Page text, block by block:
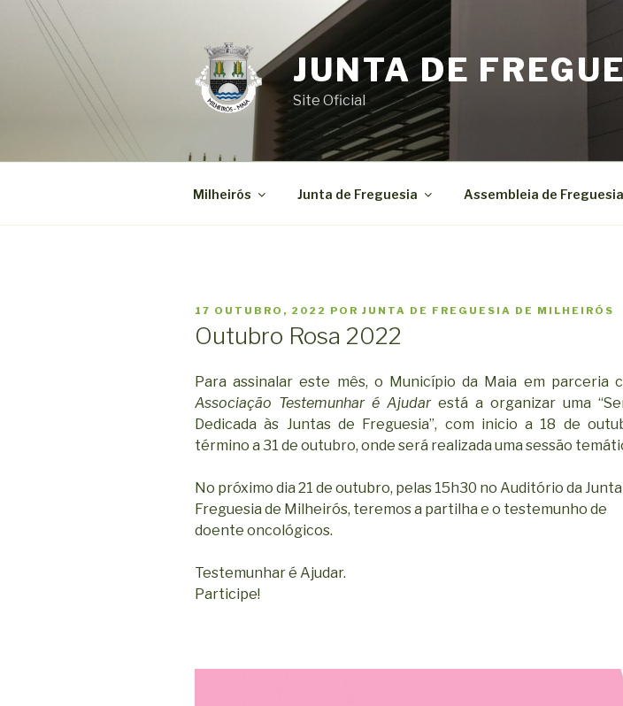
Saltar
JUNTA DE
Site Oficial
Milheirós Junta de Freguesia Assembleia de Freguesia
PUBLICADO
17 OUTUBRO, 2022 POR JUNTA DE FREGUESIA DE MILHEIRÓS
Outubro Rosa 2022
Para assinalar este mês, o Município da Maia em parceria
Associação Testemunhar é Ajudarestá a organizar uma
Dedicada às Juntas de Freguesia”, com inicio a 18 de
término a 31 de outubro, onde será realizada uma sessão
No próximo dia 21 de outubro, pelas 15h30 no Auditório da
Freguesia de Milheirós, teremos a partilha e o testemunho de
doente oncológicos.
Testemunhar é Ajudar.
Participe!